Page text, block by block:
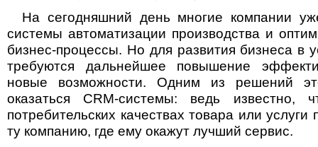
На сегодняшний день многие компании
системы автоматизации производства и
бизнес-процессы. Но для развития бизнеса в
требуются дальнейшее повышение
новые возможности. Одним из решений
оказаться CRM-системы: ведь известно,
потребительских качествах товара или услуги
ту компанию, где ему окажут лучший сервис.